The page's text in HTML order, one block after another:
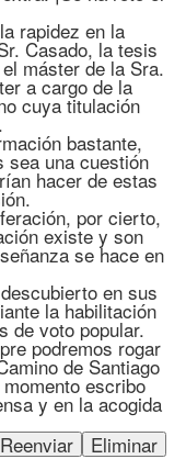
rapidez en la
Casado, la tesis
máster de la Sra.
a cargo de la
cuya titulación
bastante,
sea una cuestión
hacer de estas
por cierto,
existe y son
se hace en
en sus
la habilitación
de voto popular.
podremos rogar
de Santiago
escribo
y en la acogida
Reenviar Eliminar